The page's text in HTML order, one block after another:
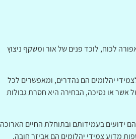
לכוח, לוכד פנים של אור ומשקף ניצוץ
יהלומים הם נהדרים, ומאפשרים לכל
אשר או נסיכה, הבחירה היא חסרת גבולות
ידועים בעמידותם ובתוחלת החיים הארוכה
מדוע צמידי יהלומים הם אביזר חובה.